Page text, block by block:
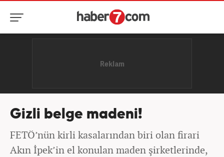
Gizli belge madeni!
FETÖ’nün kirli kasalarından biri olan firari
Akın İpek’in el konulan maden şirketlerinde,